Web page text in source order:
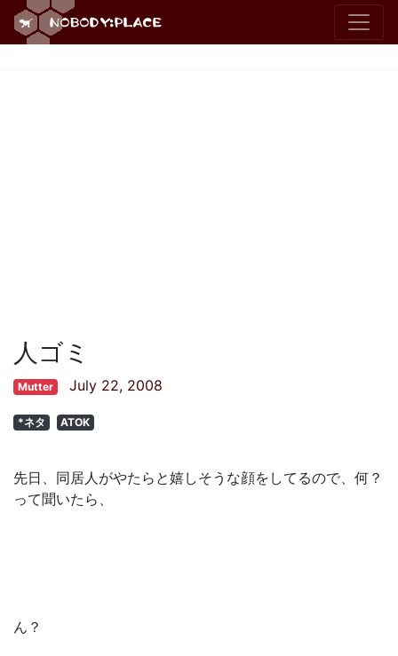
人ゴミ
Mutter July 22, 2008
*ネタ ATOK
先日、同居人がやたらと嬉しそうな顔をしてるので、何？
って聞いたら、
ん？